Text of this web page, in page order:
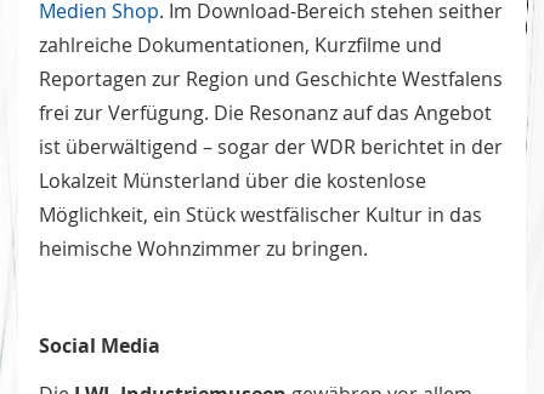
Medien Shop. Im Download-Bereich stehen seither
zahlreiche Dokumentationen, Kurzfilme und
Reportagen zur Region und Geschichte Westfalens
frei zur Verfügung. Die Resonanz auf das Angebot
ist überwältigend – sogar der WDR berichtet in der
Lokalzeit Münsterland über die kostenlose
Möglichkeit, ein Stück westfälischer Kultur in das
heimische Wohnzimmer zu bringen.
Social Media